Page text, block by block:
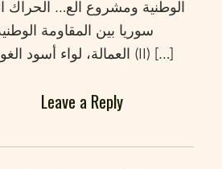
الوطنية ومشروع الع…
سوريا بين المقاومة
العمالة، لواء أسود الغوطة نموذجاً (II) […]
Leave a Reply